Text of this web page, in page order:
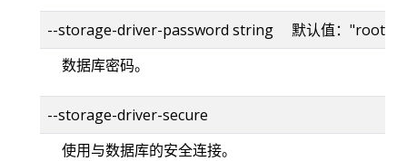
--storage-driver-password string 默认值："root"
数据库密码。
--storage-driver-secure
使用与数据库的安全连接。